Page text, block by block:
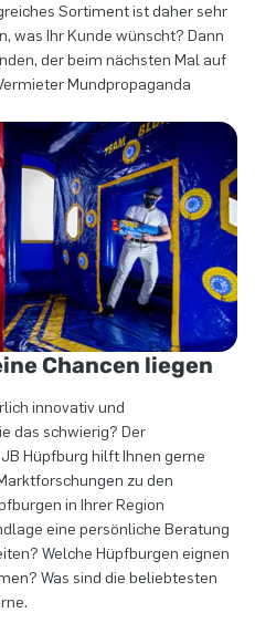
Sortiment ist daher sehr
was Ihr Kunde wünscht? Dann
der beim nächsten Mal auf
Mundpropaganda
Chancen liegen
innovativ und
das schwierig? Der
Hüpfburg hilft Ihnen gerne
zu den
in Ihrer Region
eine persönliche Beratung
Welche Hüpfburgen eignen
Was sind die beliebtesten